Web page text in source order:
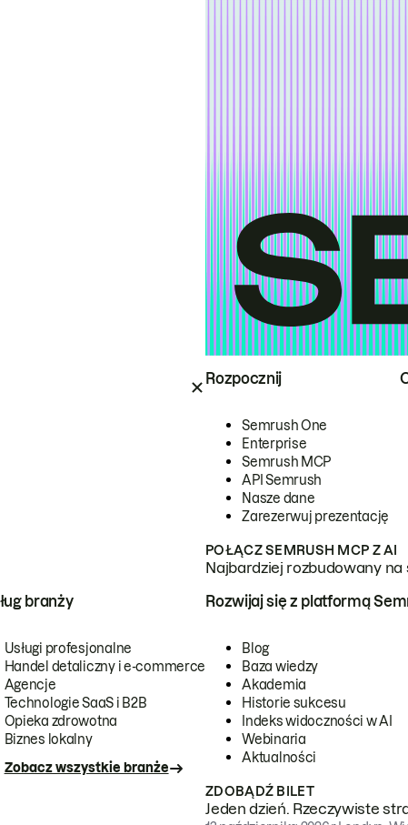
Rozpocznij
Semrush One
Enterprise
Semrush MCP
API Semrush
Nasze dane
Zarezerwuj prezentację
POŁĄCZ SEMRUSH MCP Z AI
Najbardziej rozbudowany
branży
Usługi profesjonalne
Handel detaliczny i e-commerce
Agencje
Technologie SaaS i B2B
Opieka zdrowotna
Biznes lokalny
Zobacz wszystkie branże
Rozwijaj się z platformą
Blog
Baza wiedzy
Akademia
Historie sukcesu
Indeks widoczności w AI
Webinaria
Aktualności
ZDOBĄDŹ BILET
Jeden dzień. Rzeczywiste